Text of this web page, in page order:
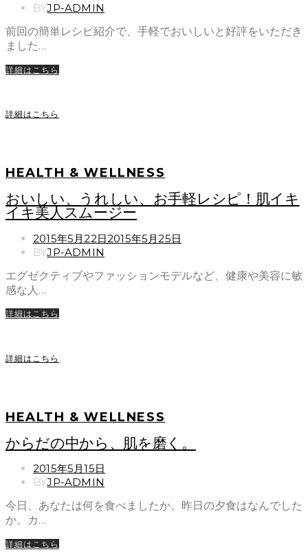
ON
BYJP-ADMIN
前回の簡単レシピ紹介で、手軽でおいしいと好評をいただき
ました…
詳細はこちら
詳細はこちら
HEALTH & WELLNESS
おいしい、うれしい、お手軽レシピ！肌イキ
イキ美人スムージー
POSTED
ON
2015年5月22日2015年5月25日
BYJP-ADMIN
エグゼクティブやファッションモデルなど、健康や美容に敏
感な人…
詳細はこちら
詳細はこちら
HEALTH & WELLNESS
からだの中から、肌を磨く。
POSTED
ON
2015年5月15日
BYJP-ADMIN
今日、あなたは何を食べましたか。昨日の夕食はなんでした
か。カ…
詳細はこちら